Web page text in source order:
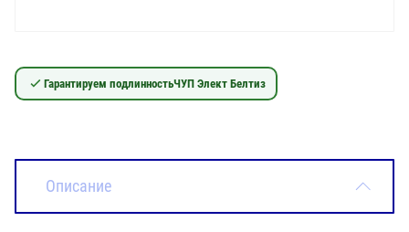
Гарантируем подлинностьЧУП Элект Белтиз
Описание